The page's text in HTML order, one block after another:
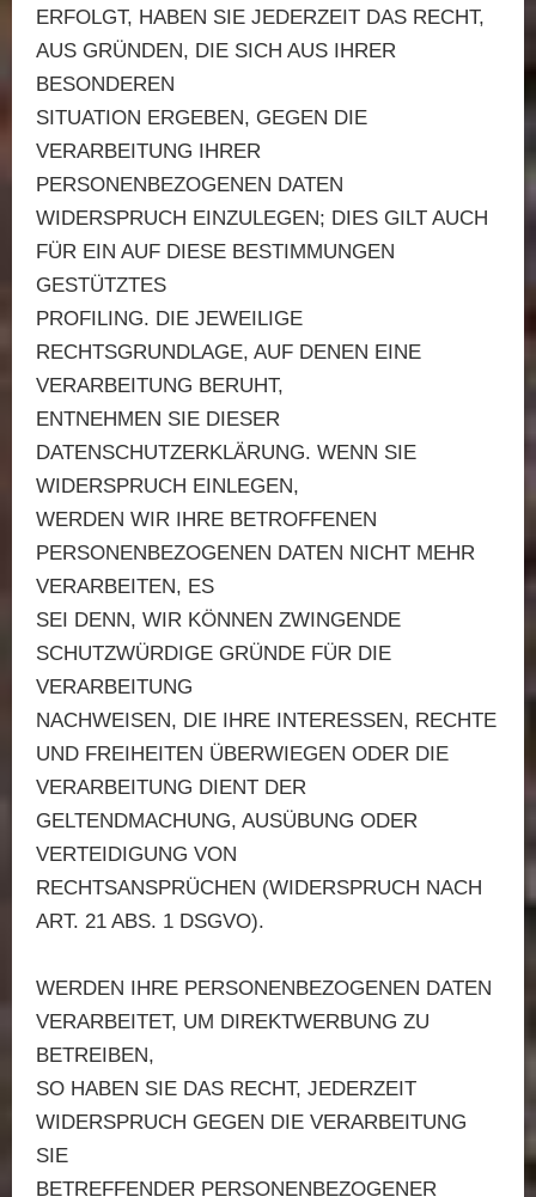
ERFOLGT, HABEN SIE JEDERZEIT DAS RECHT,
AUS GRÜNDEN, DIE SICH AUS IHRER
BESONDEREN
SITUATION ERGEBEN, GEGEN DIE
VERARBEITUNG IHRER
PERSONENBEZOGENEN DATEN
WIDERSPRUCH EINZULEGEN; DIES GILT AUCH
FÜR EIN AUF DIESE BESTIMMUNGEN
GESTÜTZTES
PROFILING. DIE JEWEILIGE
RECHTSGRUNDLAGE, AUF DENEN EINE
VERARBEITUNG BERUHT,
ENTNEHMEN SIE DIESER
DATENSCHUTZERKLÄRUNG. WENN SIE
WIDERSPRUCH EINLEGEN,
WERDEN WIR IHRE BETROFFENEN
PERSONENBEZOGENEN DATEN NICHT MEHR
VERARBEITEN, ES
SEI DENN, WIR KÖNNEN ZWINGENDE
SCHUTZWÜRDIGE GRÜNDE FÜR DIE
VERARBEITUNG
NACHWEISEN, DIE IHRE INTERESSEN, RECHTE
UND FREIHEITEN ÜBERWIEGEN ODER DIE
VERARBEITUNG DIENT DER
GELTENDMACHUNG, AUSÜBUNG ODER
VERTEIDIGUNG VON
RECHTSANSPRÜCHEN (WIDERSPRUCH NACH
ART. 21 ABS. 1 DSGVO).
WERDEN IHRE PERSONENBEZOGENEN DATEN
VERARBEITET, UM DIREKTWERBUNG ZU
BETREIBEN,
SO HABEN SIE DAS RECHT, JEDERZEIT
WIDERSPRUCH GEGEN DIE VERARBEITUNG
SIE
BETREFFENDER PERSONENBEZOGENER